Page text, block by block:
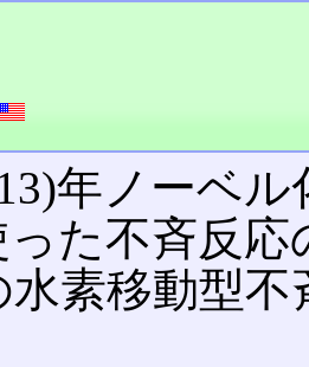
年ノーベ
た不斉反応
素移動型